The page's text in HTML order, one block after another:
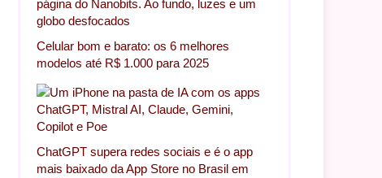
Celular bom e barato: os 6 melhores
modelos até R$ 1.000 para 2025
ChatGPT supera redes sociais e é o app
mais baixado da App Store no Brasil em